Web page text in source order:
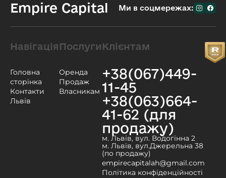
Empire Capital Ми в соцмережах:
Навігація
Головна
сторінка
Контакти
Львів
Послуги
Оренда
Продаж
Власникам
Клієнтам
+38(067)449-
11-45
+38(063)664-
41-62 (для
продажу)
м. Львів, вул. Водогінна 2
м. Львів, вул.Джерельна 38
(по продажу)
empirecapitalah@gmail.com
Політика конфіденційності